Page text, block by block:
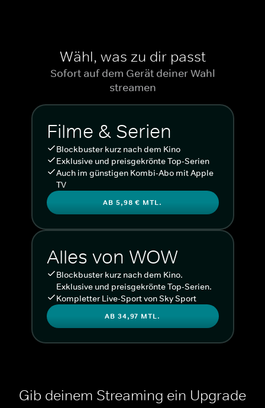
Wähl, was zu dir passt
Sofort auf dem Gerät deiner Wahl
streamen
Filme & Serien
Blockbuster kurz nach dem Kino
Exklusive und preisgekrönte Top-Serien
Auch im günstigen Kombi-Abo mit Apple
TV
AB 5,98 € MTL.
Alles von WOW
Blockbuster kurz nach dem Kino.
Exklusive und preisgekrönte Top-Serien.
Kompletter Live-Sport von Sky Sport
AB 34,97 MTL.
Gib deinem Streaming ein Upgrade